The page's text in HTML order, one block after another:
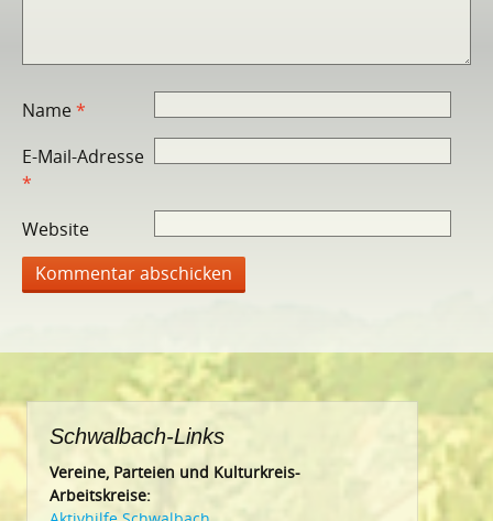
Name*
E-Mail-Adresse
*
Website
Schwalbach-Links
Vereine, Parteien und Kulturkreis-
Arbeitskreise: